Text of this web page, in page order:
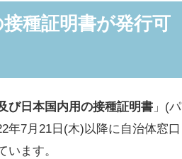
種証明書が発行可
び日本国内用の接種証明書 」(パ
年7月21日(木)以降に自治体窓口
ます。